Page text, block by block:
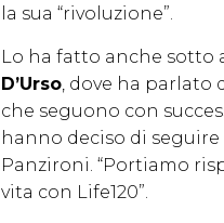
la sua “rivoluzione”.
Lo ha fatto anche sotto
D’Urso , dove ha parlato
che seguono con
hanno deciso di seguire
Panzironi. “Portiamo
vita con Life120”.